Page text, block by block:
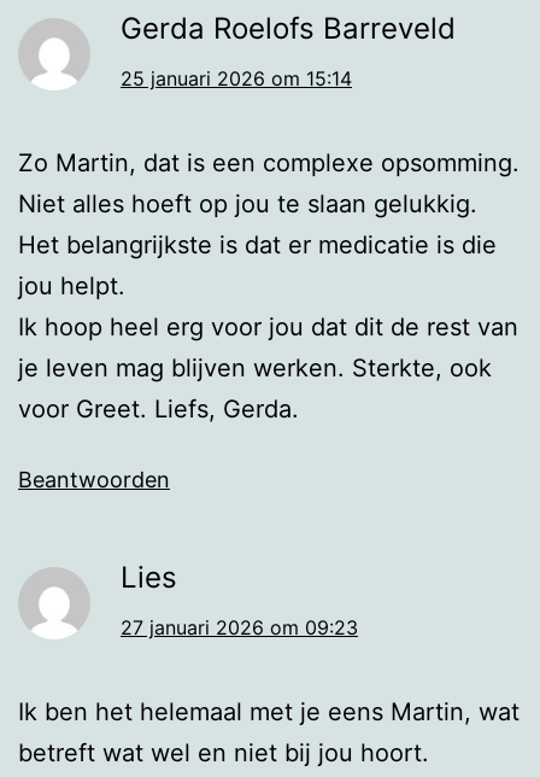
Gerda Roelofs Barreveld
25 januari 2026 om 15:14
Zo Martin, dat is een complexe opsomming.
Niet alles hoeft op jou te slaan gelukkig.
Het belangrijkste is dat er medicatie is die
jou helpt.
Ik hoop heel erg voor jou dat dit de rest van
je leven mag blijven werken. Sterkte, ook
voor Greet. Liefs, Gerda.
Beantwoorden
Lies
27 januari 2026 om 09:23
Ik ben het helemaal met je eens Martin, wat
betreft wat wel en niet bij jou hoort.